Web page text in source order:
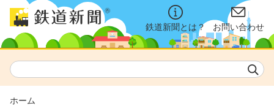
鉄道新聞とは？ お問い合わせ
ホーム